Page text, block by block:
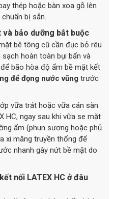
thép hoặc bàn xoa gỗ lên
bị sẵn.
và bảo dưỡng bắt buộc
bê tông cũ cần đục bỏ rêu
hoàn toàn bụi bẩn và
bão hòa độ ẩm bề mặt kết
để đọng nước vũng trước
vữa trát hoặc vữa cán sàn
HC, ngay sau khi vữa se mặt
ẩm (phun sương hoặc phủ
xi măng truyền thống để
nhanh gây nứt bề mặt do
nối LATEX HC ở đâu